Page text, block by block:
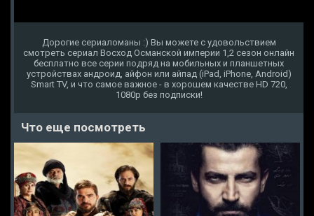
Дорогие сериаломаны :) Вы можете с удовольствием
смотреть сериал Восход Османской империи 1,2 сезон онлайн
бесплатно все серии подряд на мобильных и планшетных
устройствах андроид, айфон или айпад (iPad, iPhone, Android)
Smart TV, и что самое важное - в хорошем качестве HD 720,
1080p без подписки!
Что еще посмотреть